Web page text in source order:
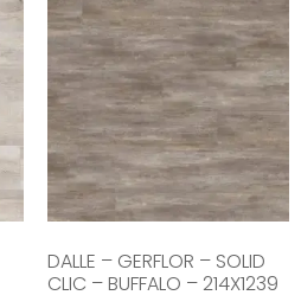
DALLE – GERFLOR – SOLID
CLIC – BUFFALO – 214X1239